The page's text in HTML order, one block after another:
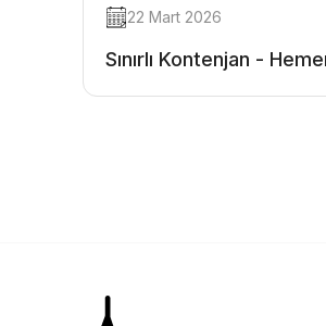
22 Mart 2026
Sınırlı Kontenjan -